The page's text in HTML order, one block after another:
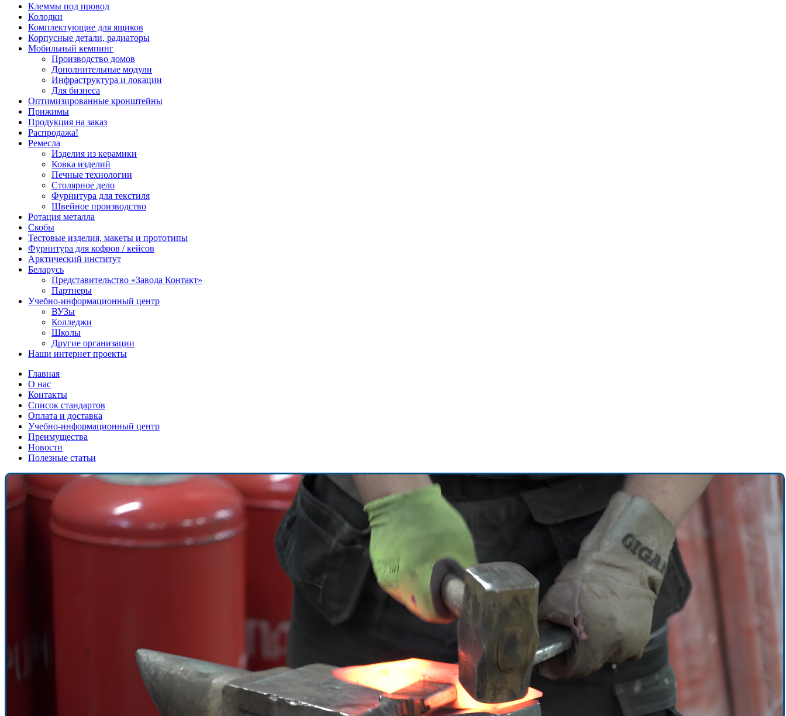
Клеммы под провод
Колодки
Комплектующие для ящиков
Корпусные детали, радиаторы
Мобильный кемпинг
Производство домов
Дополнительные модули
Инфраструктура и локации
Для бизнеса
Оптимизированные кронштейны
Прижимы
Продукция на заказ
Распродажа!
Ремесла
Изделия из керамики
Ковка изделий
Печные технологии
Столярное дело
Фурнитура для текстиля
Швейное производство
Ротация металла
Скобы
Тестовые изделия, макеты и прототипы
Фурнитура для кофров / кейсов
Арктический институт
Беларусь
Представительство «Завода Контакт»
Партнеры
Учебно-информационный центр
ВУЗы
Колледжи
Школы
Другие организации
Наши интернет проекты
Главная
О нас
Контакты
Список стандартов
Оплата и доставка
Учебно-информационный центр
Преимущества
Новости
Полезные статьи